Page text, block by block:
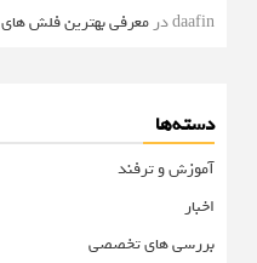
daafinدرمعرفی بهترین فلش های 64 گیگابایت با سرعت بالا
دسته‌ها
آموزش و ترفند
اخبار
بررسی های تخصصی